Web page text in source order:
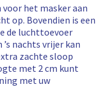
het masker aan
op. Bovendien is een
de luchttoevoer
nachts vrijer kan
zachte sloop
met 2 cm kunt
met uw